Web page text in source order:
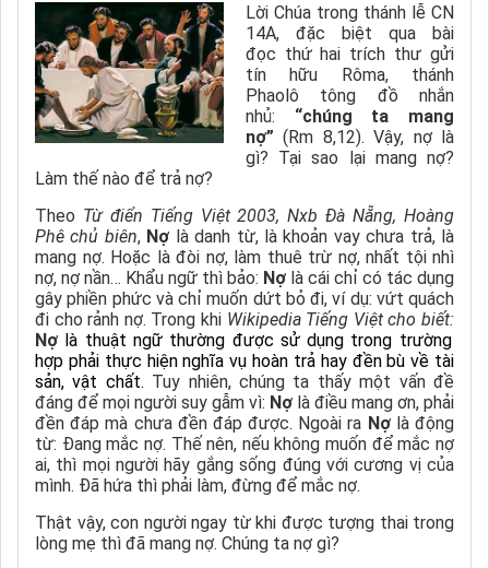
Lời Chúa trong thánh lễ CN
14A, đặc biệt qua bài
đọc thứ hai trích thư gửi
tín hữu Rôma,thánh
Phaolô tông đồ nhắn
nhủ: “chúng ta mang
nợ”(Rm 8,12). Vậy, nợ là
gì? Tại sao lại mang nợ?
Làm thế nào để trả nợ?
Theo Từ điển Tiếng Việt 2003, Nxb Đà Nẵng, Hoàng
Phê chủ biên, Nợ là danh từ, là khoản vay chưa trả, là
mang nợ. Hoặc là đòi nợ, làm thuê trừ nợ, nhất tội nhì
nợ, nợ nần… Khẩu ngữ thì bảo: Nợ là cái chỉ có tác dụng
gây phiền phức và chỉ muốn dứt bỏ đi, ví dụ: vứt quách
đi cho rảnh nợ. Trong khi Wikipedia Tiếng Việt cho biết:
Nợ là thuật ngữ thường được sử dụng trong trường
hợp phải thực hiện nghĩa vụ hoàn trả hay đền bù về tài
sản, vật chất. Tuy nhiên,chúng ta thấy một vấn đề
đáng để mọi người suy gẫm vì: Nợ là điều mang ơn, phải
đền đáp mà chưa đền đáp được. Ngoài ra Nợlà động
từ: Đang mắc nợ. Thế nên, nếu không muốn để mắc nợ
ai, thì mọi người hãy gắng sống đúng với cương vị của
mình. Đã hứa thì phải làm, đừng để mắc nợ.
Thật vậy, con người ngay từ khi được tượng thai trong
lòng mẹ thì đã mang nợ. Chúng ta nợ gì?